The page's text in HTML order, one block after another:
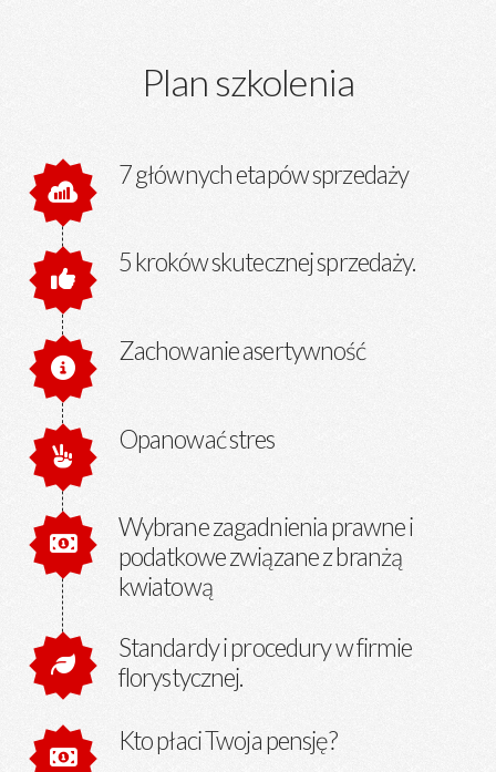
Plan szkolenia
7 głównych etapów sprzedaży
5 kroków skutecznej sprzedaży.
Zachowanie asertywność
Opanować stres
Wybrane zagadnienia prawne i
podatkowe związane z branżą
kwiatową
Standardy i procedury w firmie
florystycznej.
Kto płaci Twoja pensję?